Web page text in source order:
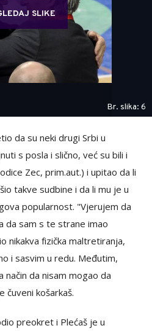
SLIKE
Br. slika: 6
da su neki drugi Srbi u
s posla i slično, već su bili i
Zec, prim.aut.) i upitao da li
takve sudbine i da li mu je u
popularnost. "Vjerujem da
da sam s te strane imao
nikakva fizička maltretiranja,
i sasvim u redu. Međutim,
da nisam mogao da
čuveni košarkaš.
preokret i Plećaš je u